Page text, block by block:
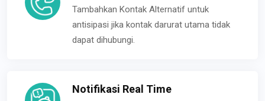
Tambahkan Kontak Alternatif untuk
antisipasi jika kontak darurat utama tidak
dapat dihubungi.
Notifikasi Real Time